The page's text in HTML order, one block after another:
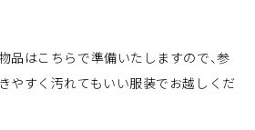
品はこちらで準備いたしますので、参
やすく汚れてもいい服装でお越しくだ